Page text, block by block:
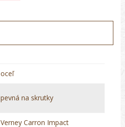
oceľ
pevná na skrutky
Verney Carron Impact